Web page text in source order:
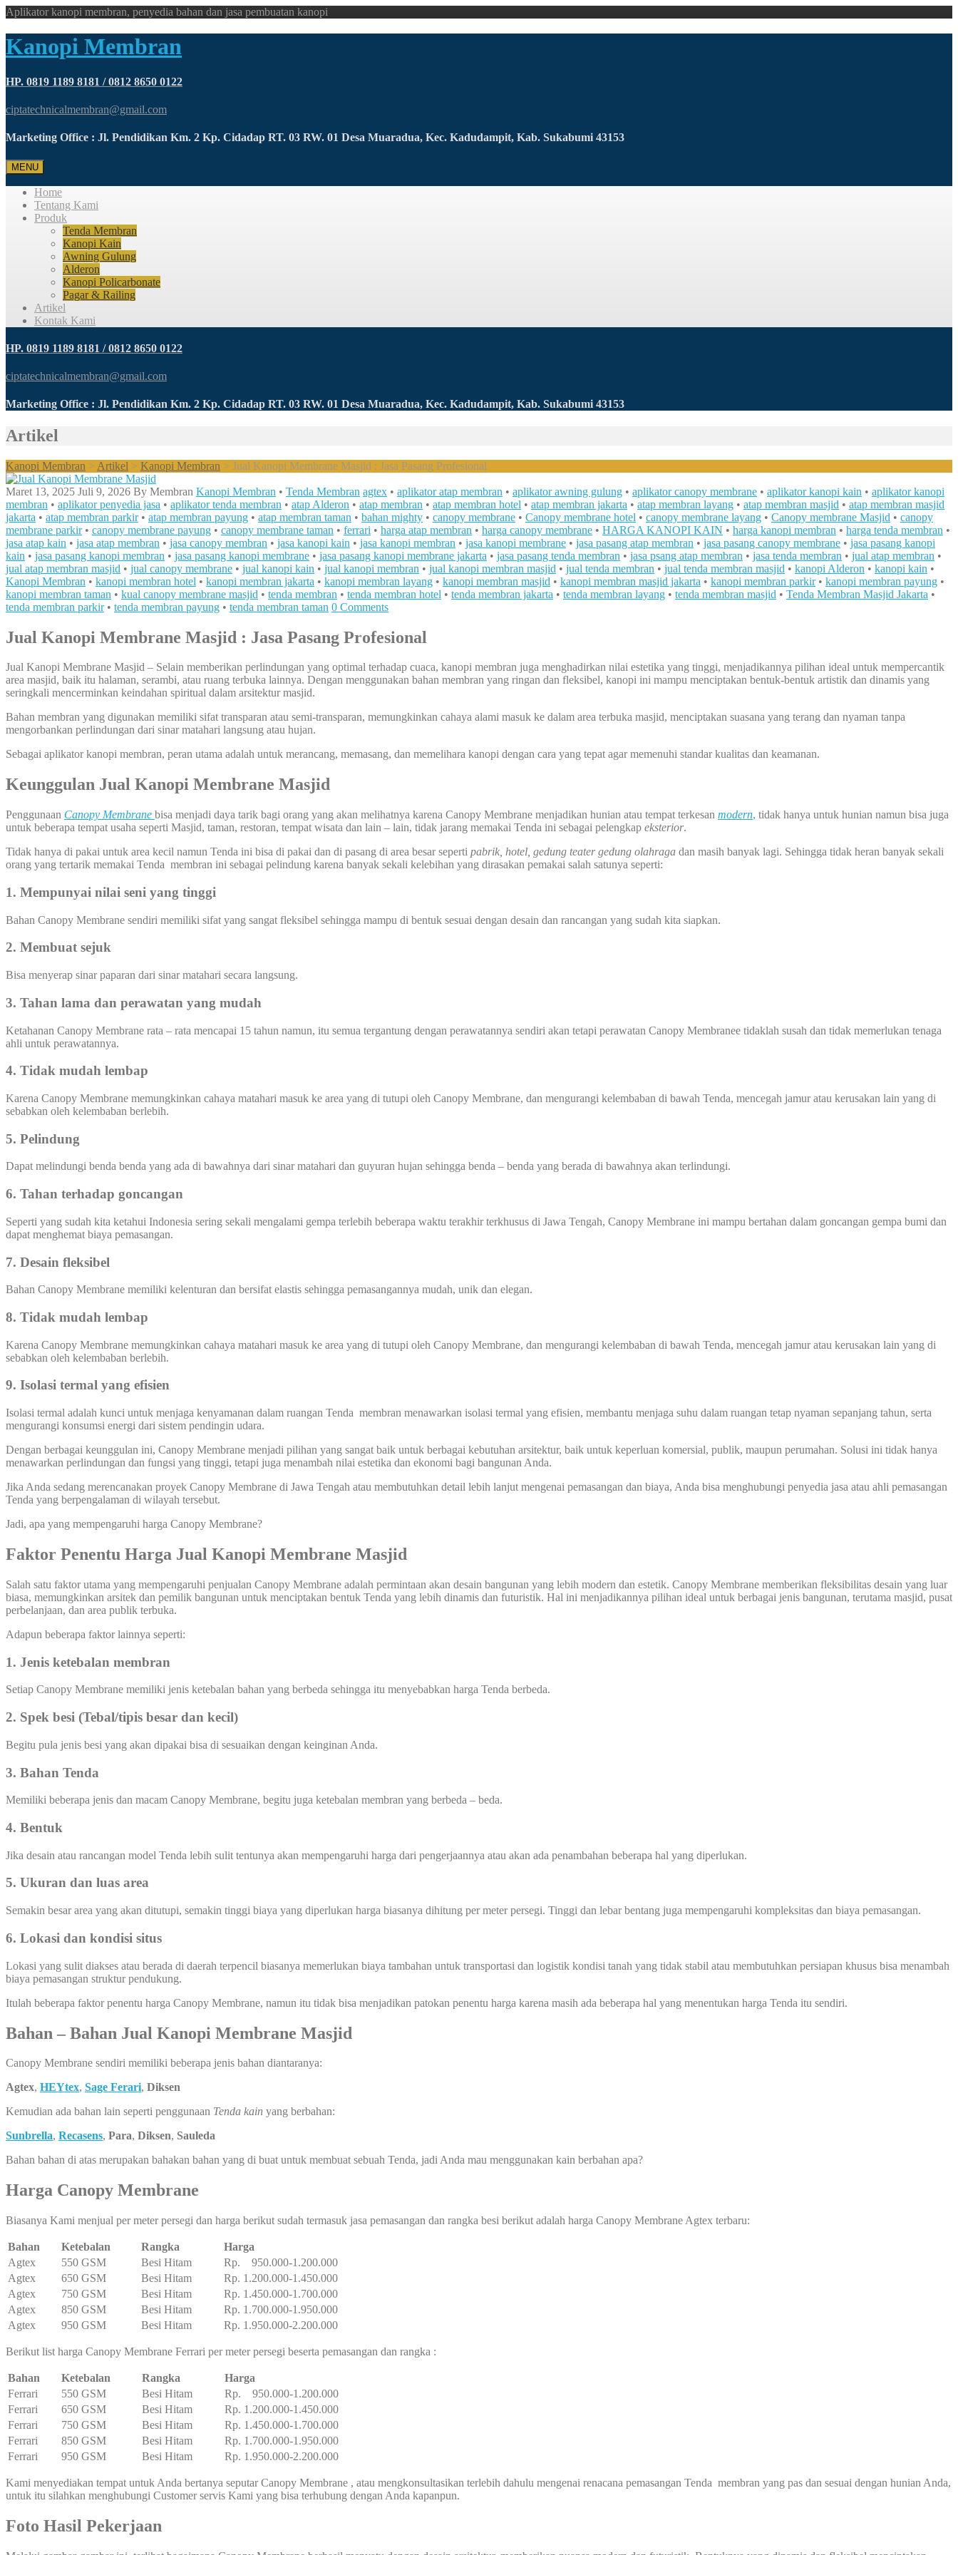
Aplikator kanopi membran, penyedia bahan dan jasa pembuatan kanopi
Kanopi Membran
HP. 0819 1189 8181 / 0812 8650 0122
ciptatechnicalmembran@gmail.com
Marketing Office : Jl. Pendidikan Km. 2 Kp. Cidadap RT. 03 RW. 01 Desa Muaradua, Kec. Kadudampit, Kab. Sukabumi 43153
MENU
Home
Tentang Kami
Produk
Tenda Membran
Kanopi Kain
Awning Gulung
Alderon
Kanopi Policarbonate
Pagar & Railing
Artikel
Kontak Kami
HP. 0819 1189 8181 / 0812 8650 0122
ciptatechnicalmembran@gmail.com
Marketing Office : Jl. Pendidikan Km. 2 Kp. Cidadap RT. 03 RW. 01 Desa Muaradua, Kec. Kadudampit, Kab. Sukabumi 43153
Artikel
Kanopi Membran > Artikel > Kanopi Membran > Jual Kanopi Membrane Masjid : Jasa Pasang Profesional
Maret 13, 2025 Juli 9, 2026 By Membran Kanopi Membran • Tenda Membran agtex • aplikator atap membran • aplikator awning gulung • aplikator canopy membrane • aplikator kanopi kain • aplikator kanopi
membran • aplikator penyedia jasa • aplikator tenda membran • atap Alderon • atap membran • atap membran hotel • atap membran jakarta • atap membran layang • atap membran masjid • atap membran masjid
jakarta • atap membran parkir• atap membran payung • atap membran taman • bahan mighty • canopy membrane • Canopy membrane hotel • canopy membrane layang • Canopy membrane Masjid • canopy
membrane parkir• canopy membrane payung • canopy membrane taman • ferrari • harga atap membran • harga canopy membrane • HARGA KANOPI KAIN • harga kanopi membran • harga tenda membran •
jasa atap kain • jasa atap membran • jasa canopy membran • jasa kanopi kain • jasa kanopi membran • jasa kanopi membrane • jasa pasang atap membran • jasa pasang canopy membrane • jasa pasang kanopi
kain • jasa pasang kanopi membran • jasa pasang kanopi membrane • jasa pasang kanopi membrane jakarta • jasa pasang tenda membran • jasa psang atap membran • jasa tenda membran • jual atap membran •
jual atap membran masjid • jual canopy membrane • jual kanopi kain • jual kanopi membran • jual kanopi membran masjid • jual tenda membran • jual tenda membran masjid • kanopi Alderon • kanopi kain •
Kanopi Membran • kanopi membran hotel • kanopi membran jakarta • kanopi membran layang • kanopi membran masjid • kanopi membran masjid jakarta • kanopi membran parkir• kanopi membran payung •
kanopi membran taman • kual canopy membrane masjid • tenda membran • tenda membran hotel • tenda membran jakarta • tenda membran layang • tenda membran masjid • Tenda Membran Masjid Jakarta •
tenda membran parkir• tenda membran payung • tenda membran taman 0 Comments
Jual Kanopi Membrane Masjid : Jasa Pasang Profesional
Jual Kanopi Membrane Masjid – Selain memberikan perlindungan yang optimal terhadap cuaca, kanopi membran juga menghadirkan nilai estetika yang tinggi, menjadikannya pilihan ideal untuk mempercantik
area masjid, baik itu halaman, serambi, atau ruang terbuka lainnya. Dengan menggunakan bahan membran yang ringan dan fleksibel, kanopi ini mampu menciptakan bentuk-bentuk artistik dan dinamis yang
seringkali mencerminkan keindahan spiritual dalam arsitektur masjid.
Bahan membran yang digunakan memiliki sifat transparan atau semi-transparan, memungkinkan cahaya alami masuk ke dalam area terbuka masjid, menciptakan suasana yang terang dan nyaman tanpa
mengorbankan perlindungan dari sinar matahari langsung atau hujan.
Sebagai aplikator kanopi membran, peran utama adalah untuk merancang, memasang, dan memelihara kanopi dengan cara yang tepat agar memenuhi standar kualitas dan keamanan.
Keunggulan Jual Kanopi Membrane Masjid
Penggunaan Canopy Membrane bisa menjadi daya tarik bagi orang yang akan melihatnya karena Canopy Membrane menjadikan hunian atau tempat terkesan modern, tidak hanya untuk hunian namun bisa juga
untuk beberapa tempat usaha seperti Masjid, taman, restoran, tempat wisata dan lain – lain, tidak jarang memakai Tenda ini sebagai pelengkap eksterior.
Tidak hanya di pakai untuk area kecil namun Tenda ini bisa di pakai dan di pasang di area besar seperti pabrik, hotel, gedung teater gedung olahraga dan masih banyak lagi. Sehingga tidak heran banyak sekali
orang yang tertarik memakai Tenda membran ini sebagai pelindung karena banyak sekali kelebihan yang dirasakan pemakai salah satunya seperti:
1. Mempunyai nilai seni yang tinggi
Bahan Canopy Membrane sendiri memiliki sifat yang sangat fleksibel sehingga mampu di bentuk sesuai dengan desain dan rancangan yang sudah kita siapkan.
2. Membuat sejuk
Bisa menyerap sinar paparan dari sinar matahari secara langsung.
3. Tahan lama dan perawatan yang mudah
Ketahanan Canopy Membrane rata – rata mencapai 15 tahun namun, itu semua tergantung dengan perawatannya sendiri akan tetapi perawatan Canopy Membranee tidaklah susah dan tidak memerlukan tenaga
ahli untuk perawatannya.
4. Tidak mudah lembap
Karena Canopy Membrane memungkinkan cahaya matahari masuk ke area yang di tutupi oleh Canopy Membrane, dan mengurangi kelembaban di bawah Tenda, mencegah jamur atau kerusakan lain yang di
sebabkan oleh kelembaban berlebih.
5. Pelindung
Dapat melindungi benda benda yang ada di bawahnya dari sinar matahari dan guyuran hujan sehingga benda – benda yang berada di bawahnya akan terlindungi.
6. Tahan terhadap goncangan
Seperti yang sudah kita ketahui Indonesia sering sekali mengalami gempa terlebih beberapa waktu terakhir terkhusus di Jawa Tengah, Canopy Membrane ini mampu bertahan dalam goncangan gempa bumi dan
dapat menghemat biaya pemasangan.
7. Desain fleksibel
Bahan Canopy Membrane memiliki kelenturan dan bersifat elastis sehingga pemasangannya mudah, unik dan elegan.
8. Tidak mudah lembap
Karena Canopy Membrane memungkinkan cahaya matahari masuk ke area yang di tutupi oleh Canopy Membrane, dan mengurangi kelembaban di bawah Tenda, mencegah jamur atau kerusakan lain yang di
sebabkan oleh kelembaban berlebih.
9. Isolasi termal yang efisien
Isolasi termal adalah kunci untuk menjaga kenyamanan dalam ruangan Tenda membran menawarkan isolasi termal yang efisien, membantu menjaga suhu dalam ruangan tetap nyaman sepanjang tahun, serta
mengurangi konsumsi energi dari sistem pendingin udara.
Dengan berbagai keunggulan ini, Canopy Membrane menjadi pilihan yang sangat baik untuk berbagai kebutuhan arsitektur, baik untuk keperluan komersial, publik, maupun perumahan. Solusi ini tidak hanya
menawarkan perlindungan dan fungsi yang tinggi, tetapi juga menambah nilai estetika dan ekonomi bagi bangunan Anda.
Jika Anda sedang merencanakan proyek Canopy Membrane di Jawa Tengah atau membutuhkan detail lebih lanjut mengenai pemasangan dan biaya, Anda bisa menghubungi penyedia jasa atau ahli pemasangan
Tenda yang berpengalaman di wilayah tersebut.
Jadi, apa yang mempengaruhi harga Canopy Membrane?
Faktor Penentu Harga Jual Kanopi Membrane Masjid
Salah satu faktor utama yang mempengaruhi penjualan Canopy Membrane adalah permintaan akan desain bangunan yang lebih modern dan estetik. Canopy Membrane memberikan fleksibilitas desain yang luar
biasa, memungkinkan arsitek dan pemilik bangunan untuk menciptakan bentuk Tenda yang lebih dinamis dan futuristik. Hal ini menjadikannya pilihan ideal untuk berbagai jenis bangunan, terutama masjid, pusat
perbelanjaan, dan area publik terbuka.
Adapun beberapa faktor lainnya seperti:
1. Jenis ketebalan membran
Setiap Canopy Membrane memiliki jenis ketebalan bahan yang berbeda sehingga itu menyebabkan harga Tenda berbeda.
2. Spek besi (Tebal/tipis besar dan kecil)
Begitu pula jenis besi yang akan dipakai bisa di sesuaikan dengan keinginan Anda.
3. Bahan Tenda
Memiliki beberapa jenis dan macam Canopy Membrane, begitu juga ketebalan membran yang berbeda – beda.
4. Bentuk
Jika desain atau rancangan model Tenda lebih sulit tentunya akan mempengaruhi harga dari pengerjaannya atau akan ada penambahan beberapa hal yang diperlukan.
5. Ukuran dan luas area
Semakin besar area yang akan ditutupi, semakin tinggi biaya yang diperlukan harga biasanya dihitung per meter persegi. Tinggi dan lebar bentang juga mempengaruhi kompleksitas dan biaya pemasangan.
6. Lokasi dan kondisi situs
Lokasi yang sulit diakses atau berada di daerah terpencil biasanya memerlukan biaya tambahan untuk transportasi dan logistik kondisi tanah yang tidak stabil atau membutuhkan persiapan khusus bisa menambah
biaya pemasangan struktur pendukung.
Itulah beberapa faktor penentu harga Canopy Membrane, namun itu tidak bisa menjadikan patokan penentu harga karena masih ada beberapa hal yang menentukan harga Tenda itu sendiri.
Bahan – Bahan Jual Kanopi Membrane Masjid
Canopy Membrane sendiri memiliki beberapa jenis bahan diantaranya:
Agtex, HEYtex, Sage Ferari, Diksen
Kemudian ada bahan lain seperti penggunaan Tenda kain yang berbahan:
Sunbrella, Recasens, Para, Diksen, Sauleda
Bahan bahan di atas merupakan bahakan bahan yang di buat untuk membuat sebuah Tenda, jadi Anda mau menggunakan kain berbahan apa?
Harga Canopy Membrane
Biasanya Kami menjual per meter persegi dan harga berikut sudah termasuk jasa pemasangan dan rangka besi berikut adalah harga Canopy Membrane Agtex terbaru:
Bahan Ketebalan Rangka
Harga
Agtex
550 GSM Besi Hitam
Rp. 950.000-1.200.000
Agtex
650 GSM Besi Hitam
Rp. 1.200.000-1.450.000
Agtex
750 GSM Besi Hitam
Rp. 1.450.000-1.700.000
Agtex
850 GSM Besi Hitam
Rp. 1.700.000-1.950.000
Agtex
950 GSM Besi Hitam Rp. 1.950.000-2.200.000
Berikut list harga Canopy Membrane Ferrari per meter persegi beserta pemasangan dan rangka :
Bahan Ketebalan Rangka
Harga
Ferrari
550 GSM Besi Hitam
Rp. 950.000-1.200.000
Ferrari
650 GSM Besi Hitam
Rp. 1.200.000-1.450.000
Ferrari
750 GSM Besi Hitam
Rp. 1.450.000-1.700.000
Ferrari
850 GSM Besi Hitam
Rp. 1.700.000-1.950.000
Ferrari
950 GSM Besi Hitam Rp. 1.950.000-2.200.000
Kami menyediakan tempat untuk Anda bertanya seputar Canopy Membrane , atau mengkonsultasikan terlebih dahulu mengenai renacana pemasangan Tenda membran yang pas dan sesuai dengan hunian Anda,
untuk itu silahkan menghubungi Customer servis Kami yang bisa terhubung dengan Anda kapanpun.
Foto Hasil Pekerjaan